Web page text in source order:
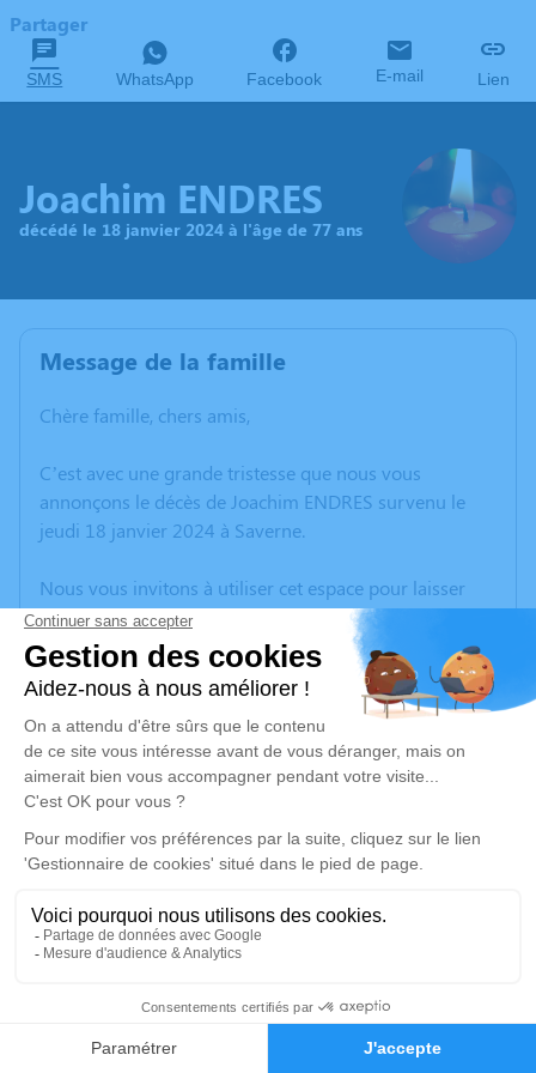
Faire-part Hommages
Partager
SMS WhatsApp Facebook E-mail Lien
Joachim ENDRES
décédé le 18 janvier 2024 à l'âge de 77 ans
Message de la famille
Chère famille, chers amis,
C’est avec une grande tristesse que nous vous
annonçons le décès de Joachim ENDRES survenu le
jeudi 18 janvier 2024 à Saverne.
Nous vous invitons à utiliser cet espace pour laisser
vos condoléances, partager des photos souvenirs, une
anecdote ou exprimer vos pensées à travers des
poèmes ou des textes. Cet endroit est un lieu
d'expression dédié à honorer la mémoire de Joachim
ENDRES.
Un service de plantation d’arbre hommage est
disponible ici.
Je rends hommage
Cérémonie civile
Chambre Funéraire de Dettwiller
2 Rue de la Heid